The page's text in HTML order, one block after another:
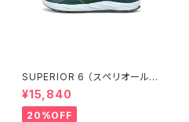
SUPERIOR 6 （スペリオール
6） メンズ Deep Forest
¥15,840
20%OFF